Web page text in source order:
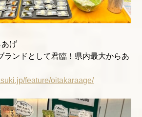
げ
ンドとして君臨！県内最大からあ
feature/oitakaraage/